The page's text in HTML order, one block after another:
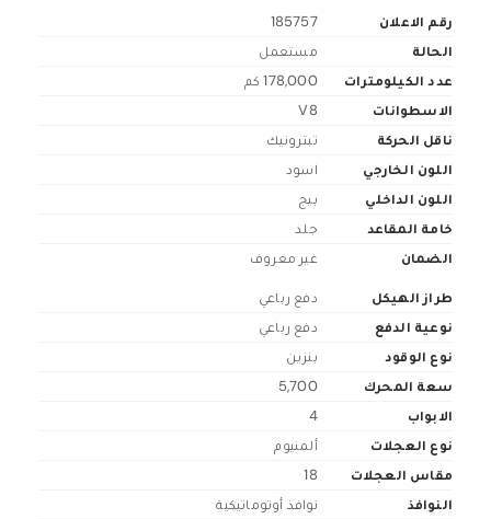
رقم الاعلان
185757
الحالة
مستعمل
عدد الكيلومترات
178,000 كم
الاسطوانات
V8
ناقل الحركة
تبترونيك
اللون الخارجي
اسود
اللون الداخلي
بيج
خامة المقاعد
جلد
الضمان
غير معروف
طراز الهيكل
دفع رباعي
نوعية الدفع
دفع رباعي
نوع الوقود
بنزين
سعة المحرك
5,700
الابواب
4
نوع العجلات
ألمنيوم
مقاس العجلات
18
النوافذ
نوافذ أوتوماتيكية